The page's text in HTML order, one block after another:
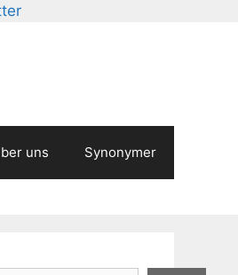
uns Synonymer